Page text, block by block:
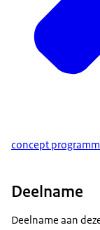
concept
Deelname
Deelname aan